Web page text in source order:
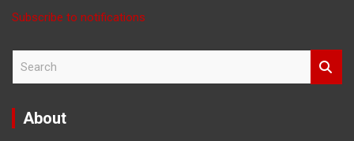
Subscribe to notifications
r
About